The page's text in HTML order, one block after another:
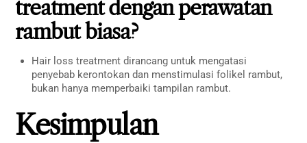
treatment dengan perawatan
rambut biasa?
Hair loss treatment dirancang untuk mengatasi
penyebab kerontokan dan menstimulasi folikel rambut,
bukan hanya memperbaiki tampilan rambut.
Kesimpulan